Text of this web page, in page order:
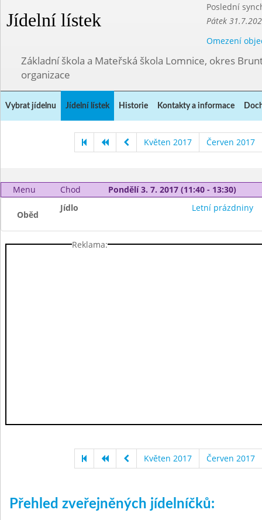
Jídelní lístek
Poslední
Pátek
Omezení
Základní škola a Mateřská škola Lomnice, okres
organizace
Vybrat jídelnu Jídelní lístek Historie Kontakty a informace
Květen 2017 Červen 2017
Menu Chod Pondělí 3. 7. 2017 (11:40 - 13:30)
Oběd
Jídlo Letní prázdniny
Reklama:
Květen 2017 Červen 2017
Přehled zveřejněných jídelníčků: